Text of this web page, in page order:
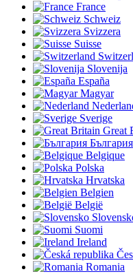
France
Schweiz
Svizzera
Suisse
Slovenija
España
Magyar
Sverige
Great
България
Belgique
Polska
Hrvatska
Belgien
België
Suomi
Ireland
Romania